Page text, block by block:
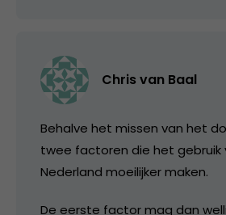
Chris van Baal
Behalve het missen van het
twee factoren die het gebruik
Nederland moeilijker maken.
De eerste factor mag dan